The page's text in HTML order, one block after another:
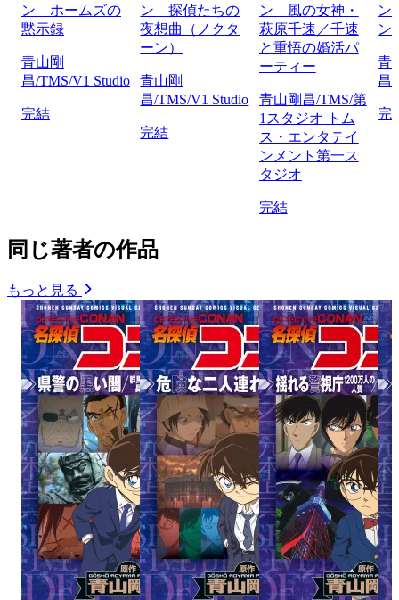
ン ホームズの
黙示録
青山剛
昌/TMS/V1 Studio
完結
ン 探偵たちの
夜想曲（ノクタ
ーン）
青山剛
昌/TMS/V1 Studio
完結
ン 風の女神・
萩原千速／千速
と重悟の婚活パ
ーティー
青山剛昌/TMS/第
1スタジオ トム
ス・エンタテイ
ンメント第一ス
タジオ
完結
ン
ン
青
昌
完
同じ著者の作品
もっと見る